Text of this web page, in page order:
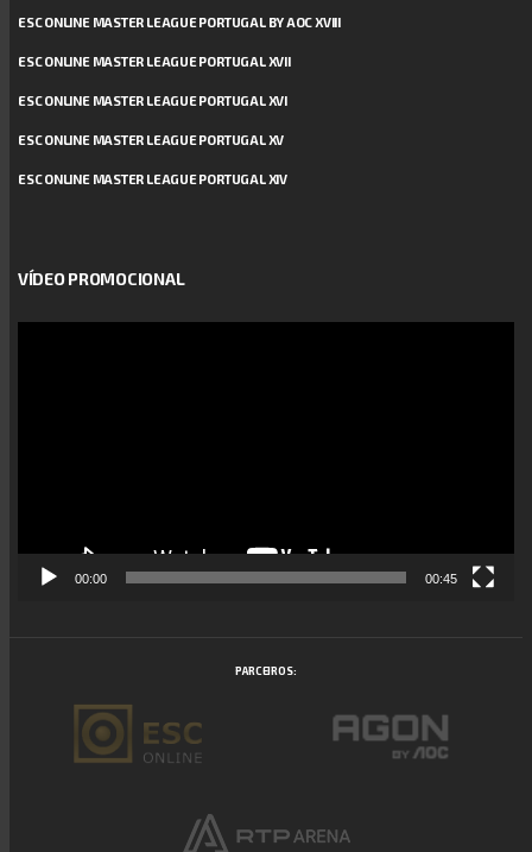
ESC ONLINE MASTER LEAGUE PORTUGAL BY AOC XVIII
ESC ONLINE MASTER LEAGUE PORTUGAL XVII
ESC ONLINE MASTER LEAGUE PORTUGAL XVI
ESC ONLINE MASTER LEAGUE PORTUGAL XV
ESC ONLINE MASTER LEAGUE PORTUGAL XIV
VÍDEO PROMOCIONAL
00:00 00:45
PARCEIROS: